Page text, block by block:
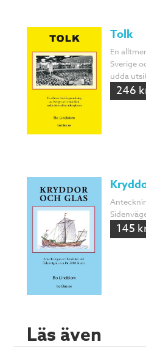
Tolk
En
Sverige
udda
246
145
Läs även